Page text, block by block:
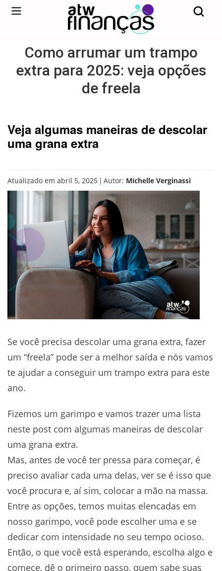
Como arrumar um trampo
extra para 2025: veja opções
de freela
Veja algumas maneiras de descolar
uma grana extra
Atualizado em abril 5, 2025 | Autor: Michelle Verginassi
Se você precisa descolar uma grana extra, fazer
um “freela” pode ser a melhor saída e nós vamos
te ajudar a conseguir um trampo extra para este
ano.
Fizemos um garimpo e vamos trazer uma lista
neste post com algumas maneiras de descolar
uma grana extra.
Mas, antes de você ter pressa para começar, é
preciso avaliar cada uma delas, ver se é isso que
você procura e, aí sim, colocar a mão na massa.
Entre as opções, temos muitas elencadas em
nosso garimpo, você pode escolher uma e se
dedicar com intensidade no seu tempo ocioso.
Então, o que você está esperando, escolha algo e
comece, dê o primeiro passo, quem sabe suas